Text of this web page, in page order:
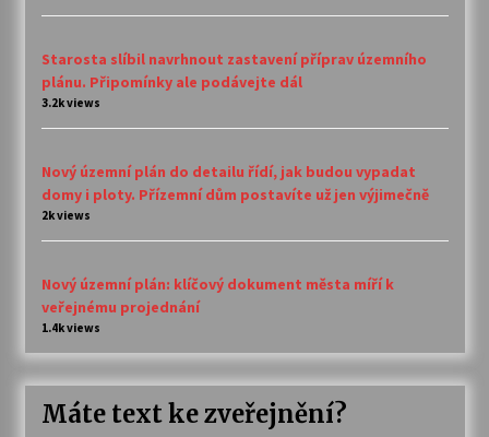
Starosta slíbil navrhnout zastavení příprav územního
plánu. Připomínky ale podávejte dál
3.2k views
Nový územní plán do detailu řídí, jak budou vypadat
domy i ploty. Přízemní dům postavíte už jen výjimečně
2k views
Nový územní plán: klíčový dokument města míří k
veřejnému projednání
1.4k views
Máte text ke zveřejnění?